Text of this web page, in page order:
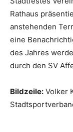
Rathaus
anstehenden
eine
des Jahres
durch den SV
Bildzeile: Volker